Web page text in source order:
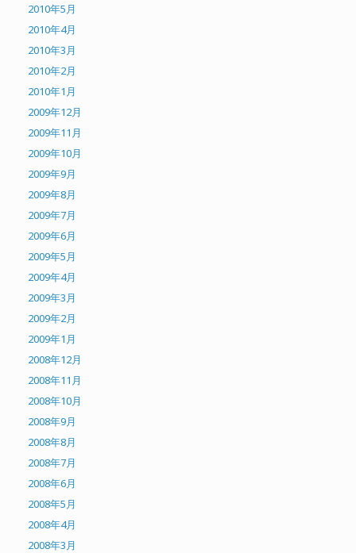
2010年5月
2010年4月
2010年3月
2010年2月
2010年1月
2009年12月
2009年11月
2009年10月
2009年9月
2009年8月
2009年7月
2009年6月
2009年5月
2009年4月
2009年3月
2009年2月
2009年1月
2008年12月
2008年11月
2008年10月
2008年9月
2008年8月
2008年7月
2008年6月
2008年5月
2008年4月
2008年3月